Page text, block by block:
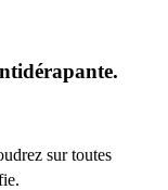
sur toutes